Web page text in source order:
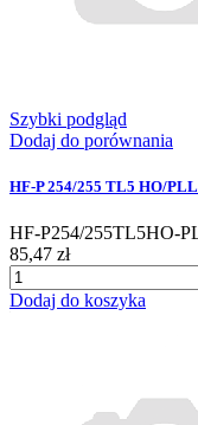
Szybki podgląd
Dodaj do porównania
HF-P 254/255 TL5 HO/
HF-P254/255TL5HO-
85,47 zł
Dodaj do koszyka